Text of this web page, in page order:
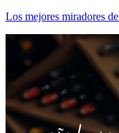
Los mejores miradores